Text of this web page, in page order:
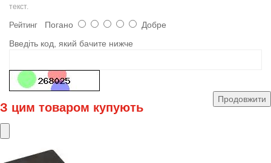
текст.
Рейтинг Погано
Добре
Введіть код, який бачите нижче
Продовжити
З цим товаром купують